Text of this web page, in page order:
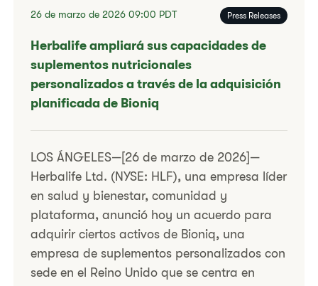
26 de marzo de 202609:00 PDT Press Releases
Herbalife ampliará sus capacidades de
suplementos nutricionales
personalizados a través de la adquisición
planificada de Bioniq
LOS ÁNGELES—[26 de marzo de 2026]—
Herbalife Ltd. (NYSE: HLF), una empresa líder
en salud y bienestar, comunidad y
plataforma, anunció hoy un acuerdo para
adquirir ciertos activos de Bioniq, una
empresa de suplementos personalizados con
sede en el Reino Unido que se centra en